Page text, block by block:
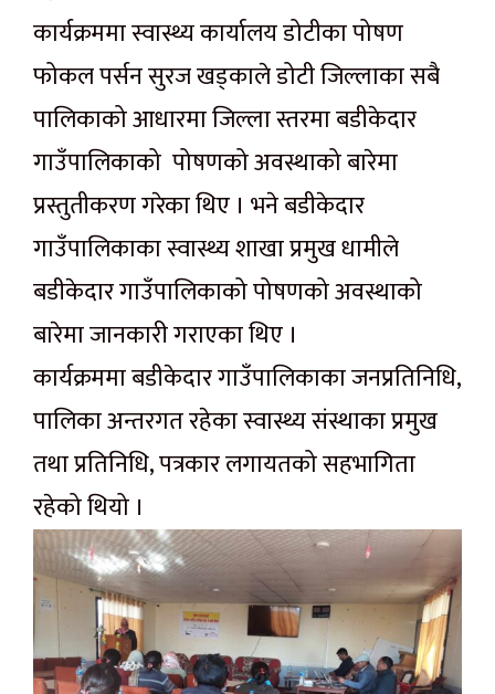
कार्यक्रममा स्वास्थ्य कार्यालय डोटीका पोषण
फोकल पर्सन सुरज खड्काले डोटी जिल्लाका सबै
पालिकाको आधारमा जिल्ला स्तरमा बडीकेदार
गाउँपालिकाको पोषणको अवस्थाको बारेमा
प्रस्तुतीकरण गरेका थिए । भने बडीकेदार
गाउँपालिकाका स्वास्थ्य शाखा प्रमुख धामीले
बडीकेदार गाउँपालिकाको पोषणको अवस्थाको
बारेमा जानकारी गराएका थिए ।
कार्यक्रममा बडीकेदार गाउँपालिकाका जनप्रतिनिधि,
पालिका अन्तरगत रहेका स्वास्थ्य संस्थाका प्रमुख
तथा प्रतिनिधि, पत्रकार लगायतको सहभागिता
रहेको थियो ।